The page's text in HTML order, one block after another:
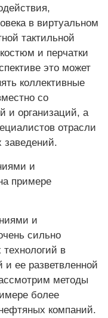
в виртуальном
тактильной
и перчатки
это может
коллективные
со
и организаций, а
отрасли
и
примере
и
сильно
в
ее разветвленной
методы
более
компаний.